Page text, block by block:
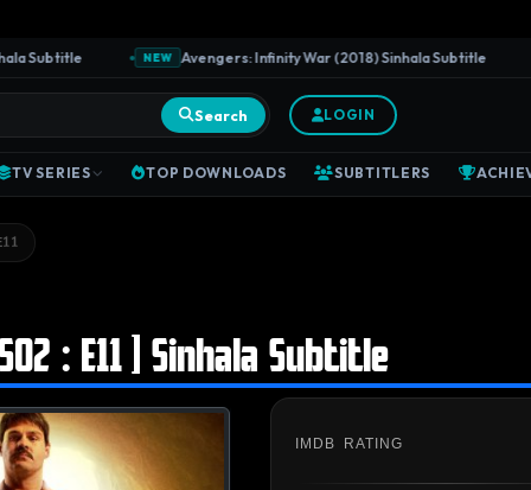
NEW Avengers: Infinity War (2018) Sinhala Subtitle
Search LOGIN
TV SERIES TOP DOWNLOADS SUBTITLERS
: E11 ] Sinhala Subtitle
IMDB RATING